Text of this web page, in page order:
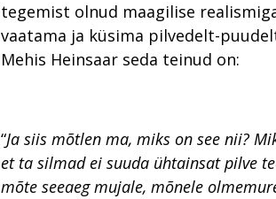
tegemist olnud maagilise
vaatama ja küsima pilvedelt-
Mehis Heinsaar seda teinud on:
“Ja siis mõtlen ma, miks on see nii?
et ta silmad ei suuda ühtainsat pilve
mõte seeaeg mujale, mõnele